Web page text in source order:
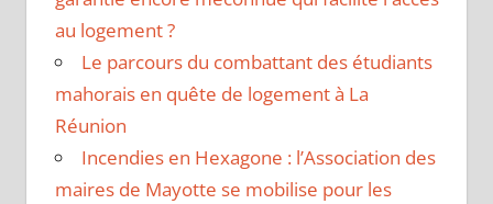
au logement ?
Le parcours du combattant des étudiants
mahorais en quête de logement à La
Réunion
Incendies en Hexagone : l’Association des
maires de Mayotte se mobilise pour les